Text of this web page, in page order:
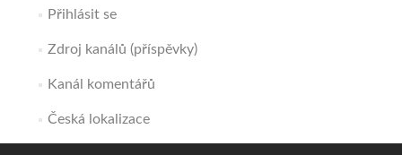
Přihlásit se
Zdroj kanálů (příspěvky)
Kanál komentářů
Česká lokalizace